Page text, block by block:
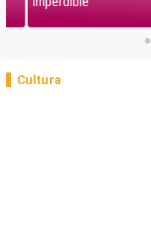
Cultura